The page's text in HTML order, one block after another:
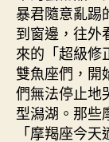
暴君隨意亂踢
到窗邊，往外
來的「超級修
雙魚座們，開
們無法停止地
型潟湖。那些
「摩羯座今